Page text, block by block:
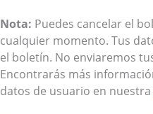
Nota: Puedes cancelar el
cualquier momento. Tus
el boletín. No enviaremos
Encontrarás más
datos de usuario en nuestra